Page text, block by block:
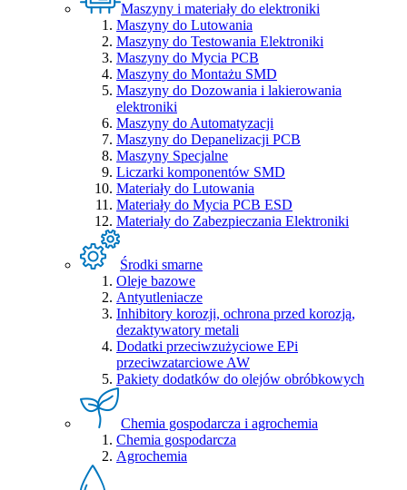
Maszyny i materiały do elektroniki
Maszyny do Lutowania
Maszyny do Testowania Elektroniki
Maszyny do Mycia PCB
Maszyny do Montażu SMD
Maszyny do Dozowania i lakierowania
elektroniki
Maszyny do Automatyzacji
Maszyny do Depanelizacji PCB
Maszyny Specjalne
Liczarki komponentów SMD
Materiały do Lutowania
Materiały do Mycia PCB ESD
Materiały do Zabezpieczania Elektroniki
Środki smarne
Oleje bazowe
Antyutleniacze
Inhibitory korozji, ochrona przed korozją,
dezaktywatory metali
Dodatki przeciwzużyciowe EPi
przeciwzatarciowe AW
Pakiety dodatków do olejów obróbkowych
Chemia gospodarcza i agrochemia
Chemia gospodarcza
Agrochemia